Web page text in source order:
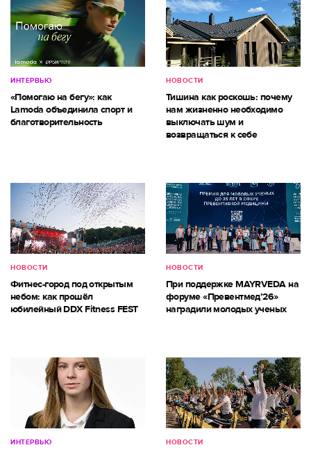
ИНТЕРВЬЮ
«Помогаю на бегу»: как
Lamoda объединила спорт и
благотворительность
НОВОСТИ
Тишина как роскошь: почему
нам жизненно необходимо
выключать шум и
возвращаться к себе
НОВОСТИ
Фитнес-город под открытым
небом: как прошёл
юбилейный DDX Fitness FEST
НОВОСТИ
При поддержке MAYRVEDA на
форуме «Превентмед’26»
наградили молодых ученых
ИНТЕРВЬЮ НОВОСТИ